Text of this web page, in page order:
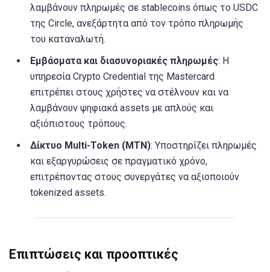
λαμβάνουν πληρωμές σε stablecoins όπως το USDC
της Circle, ανεξάρτητα από τον τρόπο πληρωμής
του καταναλωτή.​
Εμβάσματα και διασυνοριακές πληρωμές: Η
υπηρεσία Crypto Credential της Mastercard
επιτρέπει στους χρήστες να στέλνουν και να
λαμβάνουν ψηφιακά assets με απλούς και
αξιόπιστους τρόπους.​
Δίκτυο Multi-Token (MTN): Υποστηρίζει πληρωμές
και εξαργυρώσεις σε πραγματικό χρόνο,
επιτρέποντας στους συνεργάτες να αξιοποιούν
tokenized assets.​
Επιπτώσεις και προοπτικές